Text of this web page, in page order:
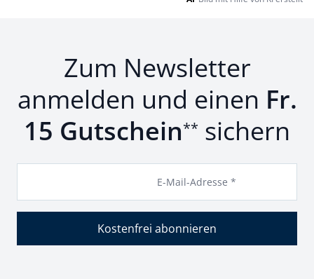
Zum Newsletter
anmelden und einen Fr.
15 Gutschein** sichern
E-Mail-Adresse *
Kostenfrei abonnieren